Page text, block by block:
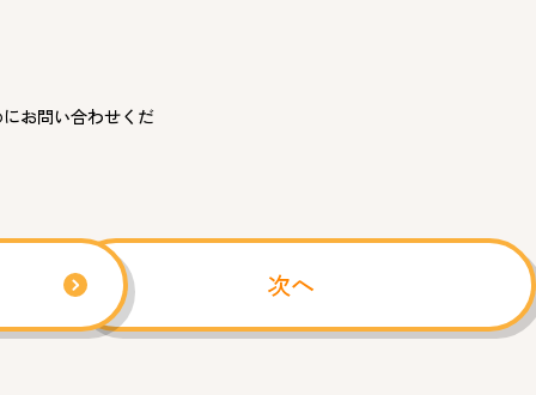
お問い合わせくだ
次へ